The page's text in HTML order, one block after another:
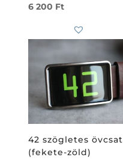
6 200 Ft
42 szögletes övcsat
(fekete-zöld)